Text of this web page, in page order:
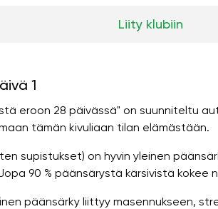
Liity klubiin
1
eroon 28 päivässä" on suunniteltu
tämän kivuliaan tilan elämästään.
supistukset) on hyvin yleinen
90 % päänsärystä kärsivistä kokee
päänsärky liittyy masennukseen,